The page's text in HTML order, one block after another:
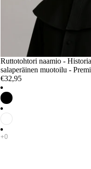
Ruttotohtori naamio -
salaperäinen muotoilu -
€32,95